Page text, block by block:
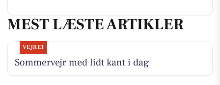
MEST LÆSTE ARTIKLER
VEJRET
Sommervejr med lidt kant i dag